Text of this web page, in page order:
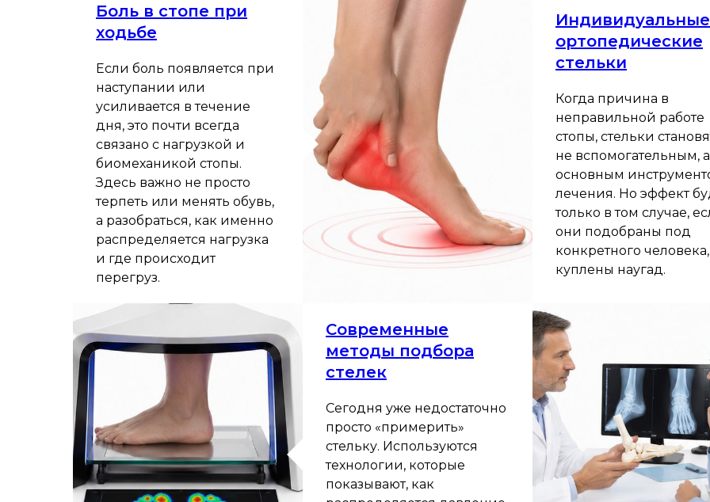
Боль в стопе при
ходьбе
Если боль появляется при
наступании или
усиливается в течение
дня, это почти всегда
связано с нагрузкой и
биомеханикой стопы.
Здесь важно не просто
терпеть или менять обувь,
а разобраться, как именно
распределяется нагрузка
и где происходит
перегруз.
Индивидуальные
ортопедические
стельки
Когда причина в
неправильной работе
стопы, стельки
не вспомогательным, а
основным
лечения. Но эффект
только в том случае,
они подобраны под
конкретного
куплены наугад.
Современные
методы подбора
стелек
Сегодня уже недостаточно
просто «примерить»
стельку. Используются
технологии, которые
показывают, как